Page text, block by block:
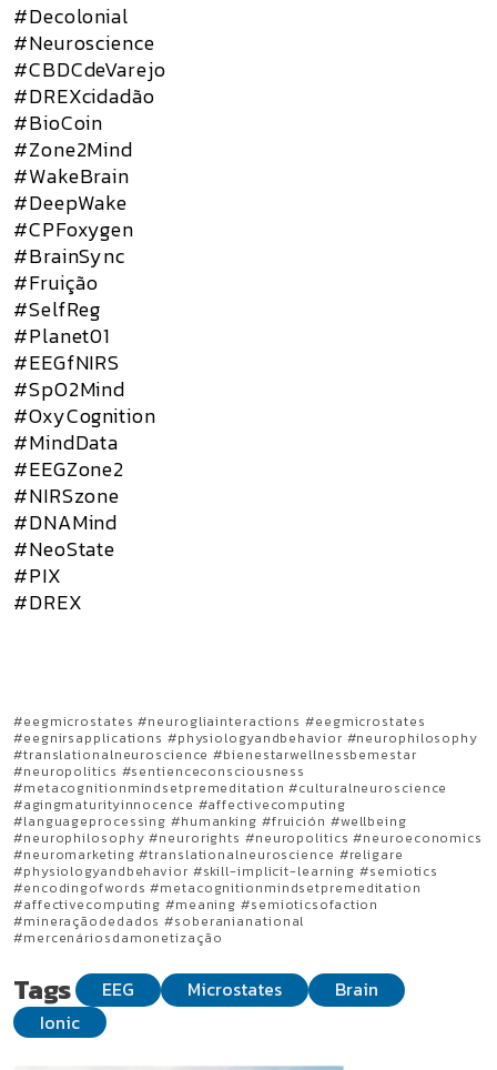
#Decolonial
#Neuroscience
#CBDCdeVarejo
#DREXcidadão
#BioCoin
#Zone2Mind
#WakeBrain
#DeepWake
#CPFoxygen
#BrainSync
#Fruição
#SelfReg
#Planet01
#EEGfNIRS
#SpO2Mind
#OxyCognition
#MindData
#EEGZone2
#NIRSzone
#DNAMind
#NeoState
#PIX
#DREX
#eegmicrostates #neurogliainteractions #eegmicrostates
#eegnirsapplications #physiologyandbehavior #neurophilosophy
#translationalneuroscience #bienestarwellnessbemestar
#neuropolitics #sentienceconsciousness
#metacognitionmindsetpremeditation #culturalneuroscience
#agingmaturityinnocence #affectivecomputing
#languageprocessing #humanking #fruición #wellbeing
#neurophilosophy #neurorights #neuropolitics #neuroeconomics
#neuromarketing #translationalneuroscience #religare
#physiologyandbehavior #skill-implicit-learning #semiotics
#encodingofwords #metacognitionmindsetpremeditation
#affectivecomputing #meaning #semioticsofaction
#mineraçãodedados #soberanianational
#mercenáriosdamonetização
Tags EEG Microstates
Brain
Ionic